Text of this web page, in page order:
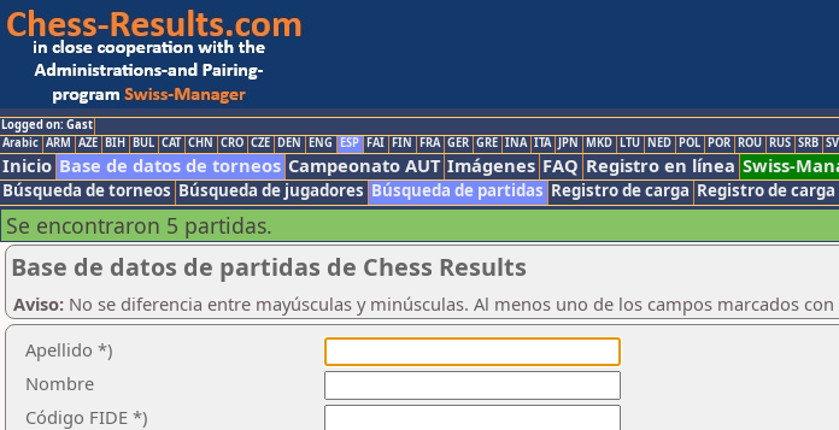
Logged on: Gast
Arabic ARM AZE BIH BUL CAT CHN CRO CZE DEN ENG ESP FAI FIN FRA GER GRE INA ITA JPN MKD LTU NED POL POR ROU RUS SRB
Inicio Base de datos de torneos Campeonato AUT Imágenes FAQ Registro en línea Swiss-
Búsqueda de torneos Búsqueda de jugadores Búsqueda de partidas Registro de carga Registro de
Se encontraron 5 partidas.
Base de datos de partidas de Chess Results
Aviso: No se diferencia entre mayúsculas y minúsculas. Al menos uno de los campos marcados
Apellido *)
Nombre
Código FIDE *)